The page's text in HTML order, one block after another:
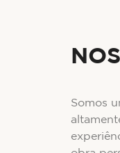
Somos